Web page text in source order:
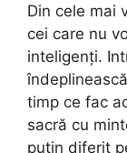
Din cele mai
cei care nu
inteligenți.
timp ce fac
sacră cu
puțin diferit